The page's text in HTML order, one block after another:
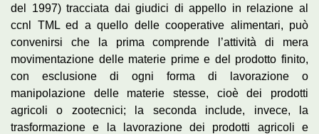
del 1997) tracciata dai giudici di appello in relazione al
ccnl TML ed a quello delle cooperative alimentari, può
convenirsi che la prima comprende l’attività di mera
movimentazione delle materie prime e del prodotto finito,
con esclusione di ogni forma di lavorazione o
manipolazione delle materie stesse, cioè dei prodotti
agricoli o zootecnici; la seconda include, invece, la
trasformazione e la lavorazione dei prodotti agricoli e